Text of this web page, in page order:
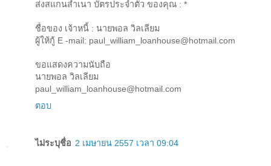
ส่งสแกนสำเนา บัตรประจำตัว ของคุณ : *
ชื่อของ เจ้าหนี้ : นายพอล วิลเลียม
ผู้ให้กู้ E -mail: paul_william_loanhouse@hotmail.com
ขอแสดงความนับถือ
นายพอล วิลเลียม
paul_william_loanhouse@hotmail.com
ตอบ
ไม่ระบุชื่อ 2 เมษายน 2557 เวลา 09:04